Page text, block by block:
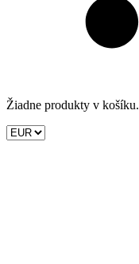
Žiadne produkty v košíku.